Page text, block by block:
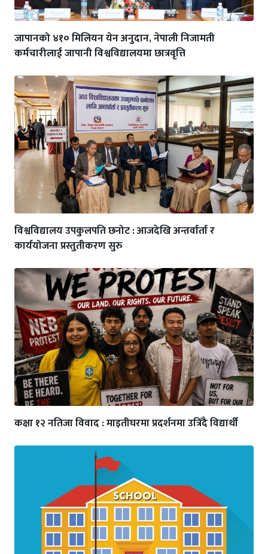
जापानको ४१० मिलियन येन अनुदान, नेपाली निजामती
कर्मचारीलाई जापानी विश्वविद्यालयमा छात्रवृत्ति
विश्वविद्यालय उपकुलपति छनोट : आजदेखि अन्तर्वार्ता र
कार्ययोजना प्रस्तुतीकरण सुरु
कक्षा १२ नतिजा विवाद : माइतीघरमा प्रदर्शनमा उत्रिँदै विद्यार्थी